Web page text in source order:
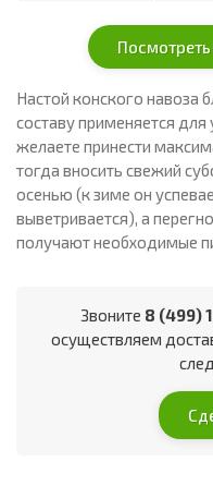
Настой конского навоза
составу применяется для
желаете принести
тогда вносить свежий
осенью (к зиме он
выветривается), а
получают необходимые
Звоните 8 (499)
осуществляем